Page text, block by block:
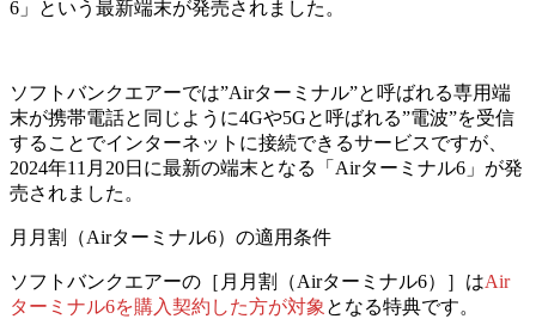
6」という最新端末が発売されました。
ソフトバンクエアーでは”Airターミナル”と呼ばれる専用端
末が携帯電話と同じように4Gや5Gと呼ばれる”電波”を受信
することでインターネットに接続できるサービスですが、
2024年11月20日に最新の端末となる「Airターミナル6」が発
売されました。
月月割（Airターミナル6）の適用条件
ソフトバンクエアーの［月月割（Airターミナル6）］はAir
ターミナル6を購入契約した方が対象 となる特典です。